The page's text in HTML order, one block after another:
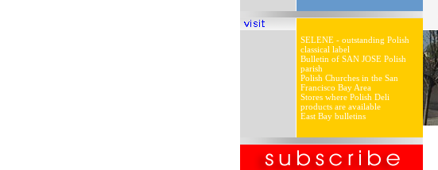
SELENE - outstanding Polish
classical label
Bulletin of SAN JOSE Polish
parish
Polish Churches in the San
Francisco Bay Area
Stores where Polish Deli
products are available
East Bay bulletins